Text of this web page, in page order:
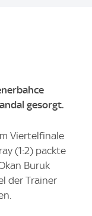
gesorgt.
Viertelfinale
(1:2) packte
Buruk
der Trainer